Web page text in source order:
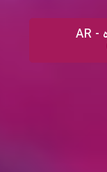
یافتن متخصص واقعیت افزوده - AR